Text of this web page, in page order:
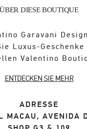
ÜBER DIESE BOUTIQUE
Garavani
Luxus-
Valentino
ENTDECKEN SIE MEHR
ADRESSE
MACAU, AVENIDA